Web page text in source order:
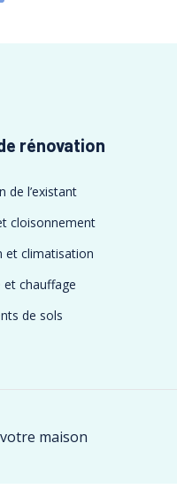
rénovation
de l’existant
cloisonnement
et climatisation
et chauffage
de sols
maison